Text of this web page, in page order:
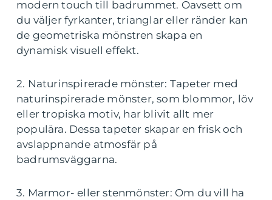
modern touch till badrummet. Oavsett om
du väljer fyrkanter, trianglar eller ränder kan
de geometriska mönstren skapa en
dynamisk visuell effekt.
2. Naturinspirerade mönster: Tapeter med
naturinspirerade mönster, som blommor, löv
eller tropiska motiv, har blivit allt mer
populära. Dessa tapeter skapar en frisk och
avslappnande atmosfär på
badrumsväggarna.
3. Marmor- eller stenmönster: Om du vill ha